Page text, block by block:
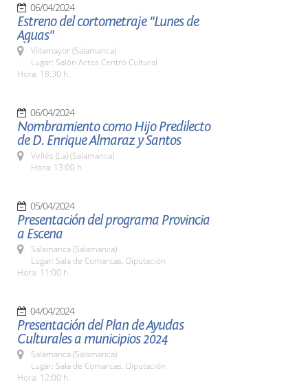
06/04/2024
Estreno del cortometraje "Lunes de
Aguas"
Villamayor (Salamanca)
Lugar: Salón Actos Centro Cultural
Hora: 18:30 h.
06/04/2024
Nombramiento como Hijo Predilecto
de D. Enrique Almaraz y Santos
Vellés (La) (Salamanca)
Hora: 13:00 h.
05/04/2024
Presentación del programa Provincia
a Escena
Salamanca (Salamanca)
Lugar: Sala de Comarcas. Diputación
Hora: 11:00 h.
04/04/2024
Presentación del Plan de Ayudas
Culturales a municipios 2024
Salamanca (Salamanca)
Lugar: Sala de Comarcas. Diputación
Hora: 12:00 h.